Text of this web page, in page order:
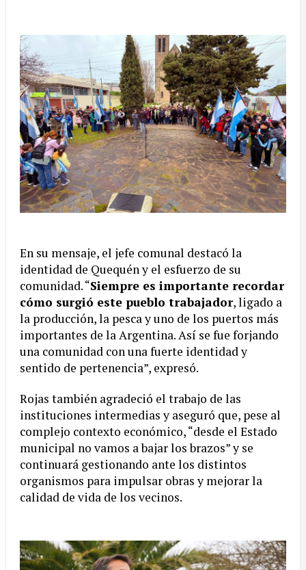
En su mensaje, el jefe comunal destacó la
identidad de Quequén y el esfuerzo de su
comunidad. “Siempre es importante recordar
cómo surgió este pueblo trabajador, ligado a
la producción, la pesca y uno de los puertos más
importantes de la Argentina. Así se fue forjando
una comunidad con una fuerte identidad y
sentido de pertenencia”, expresó.
Rojas también agradeció el trabajo de las
instituciones intermedias y aseguró que, pese al
complejo contexto económico, “desde el Estado
municipal no vamos a bajar los brazos” y se
continuará gestionando ante los distintos
organismos para impulsar obras y mejorar la
calidad de vida de los vecinos.